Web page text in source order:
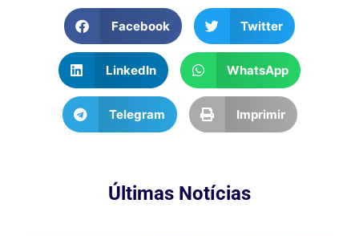
Facebook Twitter
LinkedIn WhatsApp
Telegram Imprimir
Últimas Notícias